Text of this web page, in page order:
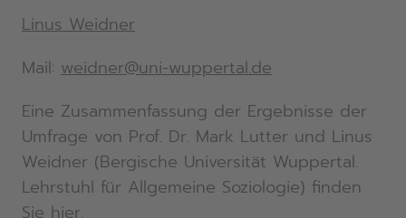
Linus Weidner
Mail: weidner@uni-wuppertal.de
Eine Zusammenfassung der Ergebnisse der
Umfrage von Prof. Dr. Mark Lutter und Linus
Weidner (Bergische Universität Wuppertal.
Lehrstuhl für Allgemeine Soziologie) finden
Sie hier.